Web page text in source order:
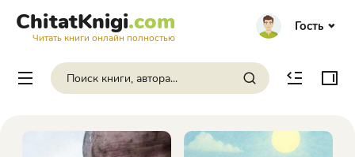
ChitatKnigi.com
Читать книги онлайн полностью
Гость